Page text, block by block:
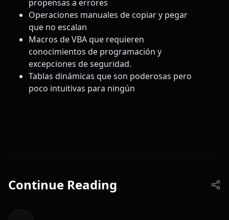
propensas a errores
Operaciones manuales de copiar y pegar
que no escalan
Macros de VBA que requieren
conocimientos de programación y
excepciones de seguridad.
Tablas dinámicas que son poderosas pero
poco intuitivas para ningún
Continue Reading